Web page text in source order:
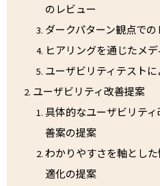
のレビュー
ダークパターン観点での
ヒアリングを通じたメ
ユーザビリティテスト
ユーザビリティ改善提案
具体的なユーザビリテ
善案の提案
わかりやすさを軸とし
適化の提案